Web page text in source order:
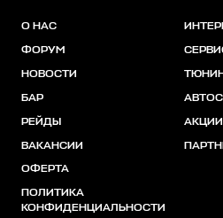
О НАС
ФОРУМ
НОВОСТИ
БАР
РЕЙДЫ
ВАКАНСИИ
ОФЕРТА
ПОЛИТИКА
КОНФИДЕНЦИАЛЬНОСТИ
АКЦИИ